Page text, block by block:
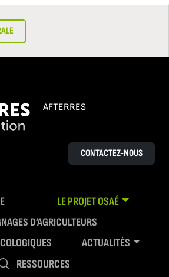
AFTERRES
CONTACTEZ-NOUS
LE PROJET OSAÉ
D’AGRICULTEURS
ACTUALITÉS
RESSOURCES